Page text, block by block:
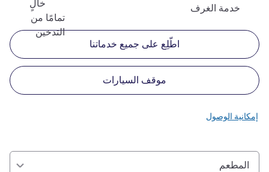
خالٍ
تمامًا من
التدخين
خدمة الغرف
اطّلِع على جميع خدماتنا
موقف السيارات
إمكانية الوصول
المطعم